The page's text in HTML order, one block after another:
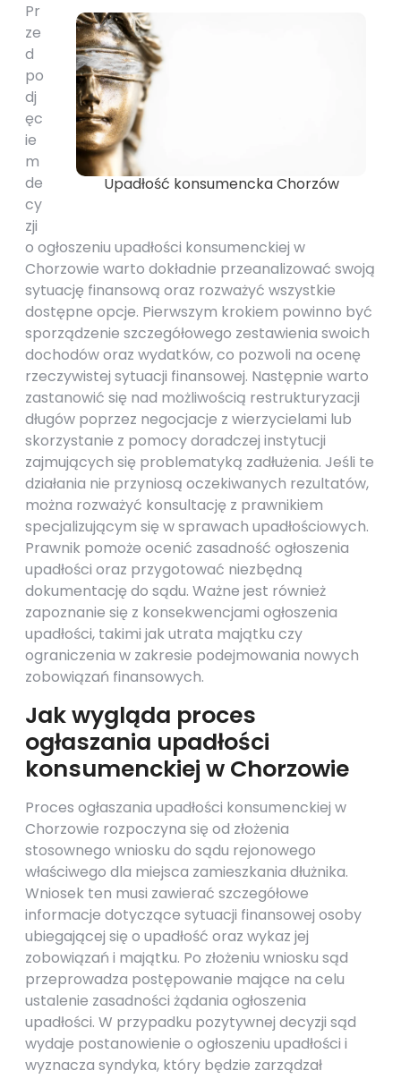
Upadłość konsumencka Chorzów
Pr
ze
d
po
dj
ęc
ie
m
de
cy
zji
o ogłoszeniu upadłości konsumenckiej w
Chorzowie warto dokładnie przeanalizować swoją
sytuację finansową oraz rozważyć wszystkie
dostępne opcje. Pierwszym krokiem powinno być
sporządzenie szczegółowego zestawienia swoich
dochodów oraz wydatków, co pozwoli na ocenę
rzeczywistej sytuacji finansowej. Następnie warto
zastanowić się nad możliwością restrukturyzacji
długów poprzez negocjacje z wierzycielami lub
skorzystanie z pomocy doradczej instytucji
zajmujących się problematyką zadłużenia. Jeśli te
działania nie przyniosą oczekiwanych rezultatów,
można rozważyć konsultację z prawnikiem
specjalizującym się w sprawach upadłościowych.
Prawnik pomoże ocenić zasadność ogłoszenia
upadłości oraz przygotować niezbędną
dokumentację do sądu. Ważne jest również
zapoznanie się z konsekwencjami ogłoszenia
upadłości, takimi jak utrata majątku czy
ograniczenia w zakresie podejmowania nowych
zobowiązań finansowych.
Jak wygląda proces
ogłaszania upadłości
konsumenckiej w Chorzowie
Proces ogłaszania upadłości konsumenckiej w
Chorzowie rozpoczyna się od złożenia
stosownego wniosku do sądu rejonowego
właściwego dla miejsca zamieszkania dłużnika.
Wniosek ten musi zawierać szczegółowe
informacje dotyczące sytuacji finansowej osoby
ubiegającej się o upadłość oraz wykaz jej
zobowiązań i majątku. Po złożeniu wniosku sąd
przeprowadza postępowanie mające na celu
ustalenie zasadności żądania ogłoszenia
upadłości. W przypadku pozytywnej decyzji sąd
wydaje postanowienie o ogłoszeniu upadłości i
wyznacza syndyka, który będzie zarządzał